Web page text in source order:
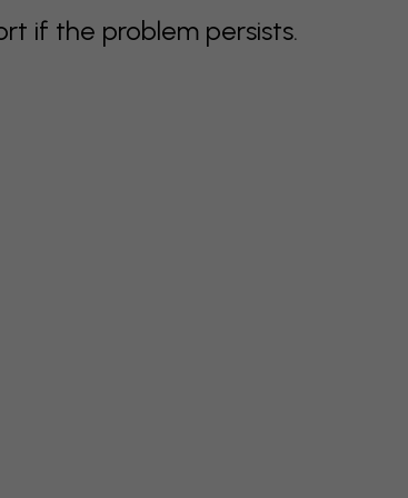
if the problem persists.